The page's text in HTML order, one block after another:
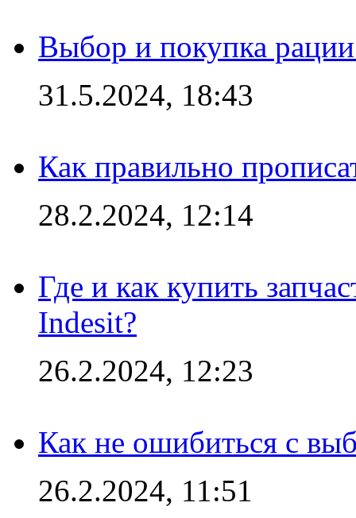
Выбор и покупка
31.5.2024, 18:43
Как правильно
28.2.2024, 12:14
Где и как купить
Indesit?
26.2.2024, 12:23
Как не ошибиться с
26.2.2024, 11:51